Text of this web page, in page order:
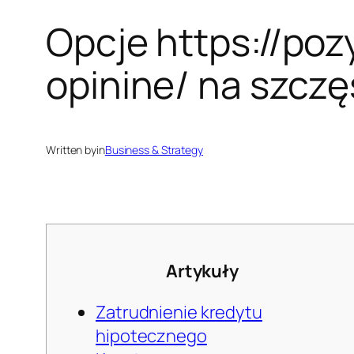
Opcje https://
opinine/ na
Written byinBusiness & Strategy
Artykuły
Zatrudnienie kredytu
hipotecznego